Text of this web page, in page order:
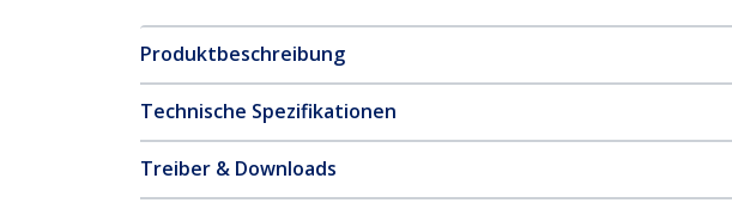
Produktbeschreibung
Technische Spezifikationen
Treiber & Downloads